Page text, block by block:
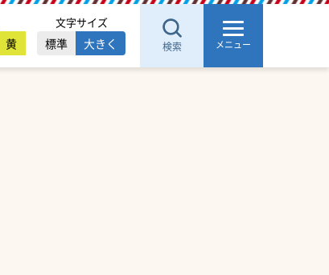
黄
文字サイズ
標準 大きく 検索 メニュー